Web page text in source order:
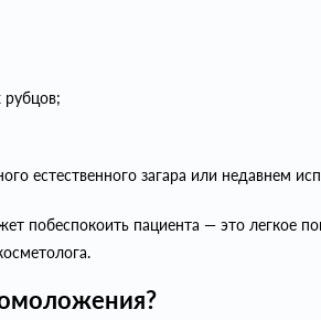
рубцов;
естественного загара или недавнем
побеспокоить пациента — это легкое